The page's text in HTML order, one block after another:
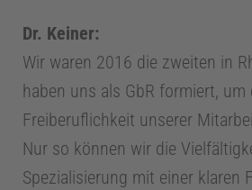
x
i
s
Dr. Keiner:
Wir waren 2016 die zweiten in
haben uns als GbR formiert, um
Freiberuflichkeit unserer
Nur so können wir die
Spezialisierung mit einer klaren